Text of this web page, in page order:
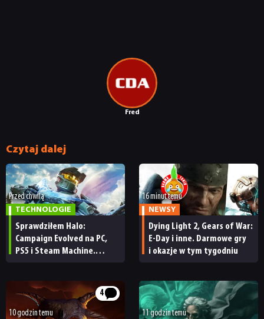
PUBLICYSTYKA
KULTURA
TECHNOLOGIE
DYSKUSJE
JUŻ GRALIŚMY
SKLEP
Fred
Czytaj dalej
Przed chwilą
TECHNOLOGIE
Sprawdziłem Halo:
Campaign Evolved na PC,
PS5 i Steam Machine.
[RECENZJA TECHNICZNA]
16 minut temu
NEWSY
Dying Light 2, Gears of War:
E-Day i inne. Darmowe gry
i okazje w tym tygodniu
4
10 godzin temu 11 godzin temu